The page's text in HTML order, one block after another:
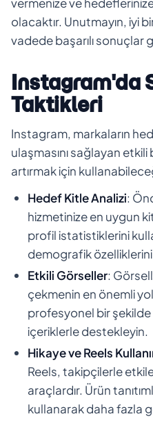
olacaktır. Unutmayın, iyi
vadede başarılı sonuçlar
Instagram'da
Taktikleri
Instagram, markaların
ulaşmasını sağlayan etkili
artırmak için
Hedef Kitle Analizi:
hizmetinize en uygun
profil istatistiklerini
demografik
Etkili Görseller:
çekmenin en önemli
profesyonel bir şekilde
içeriklerle destekleyin.
Hikaye ve Reels
Reels, takipçilerle
araçlardır. Ürün
kullanarak daha fazla